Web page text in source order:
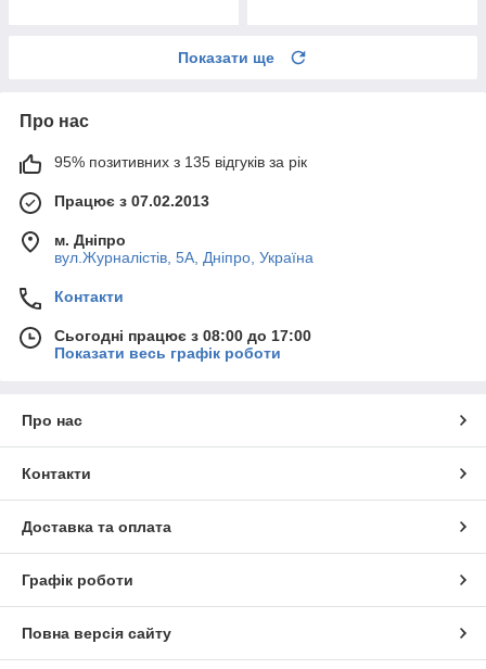
Показати ще
Про нас
95% позитивних з 135 відгуків за рік
Працює з 07.02.2013
м. Дніпро
вул.Журналістів, 5А, Дніпро, Україна
Контакти
Сьогодні працює з 08:00 до 17:00
Показати весь графік роботи
Про нас
Контакти
Доставка та оплата
Графік роботи
Повна версія сайту